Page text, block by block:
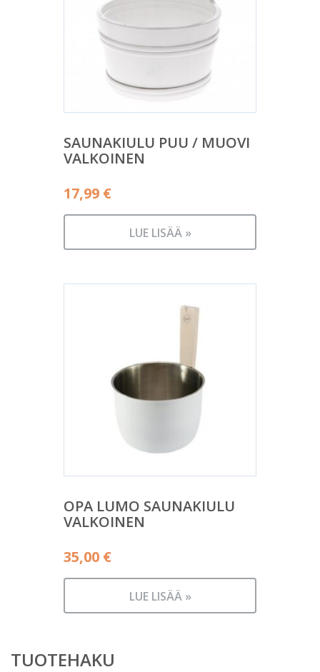
SAUNAKIULU PUU / MUOVI
VALKOINEN
17,99 €
LUE LISÄÄ »
OPA LUMO SAUNAKIULU
VALKOINEN
35,00 €
LUE LISÄÄ »
TUOTEHAKU